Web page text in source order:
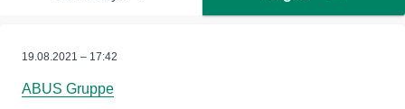
19.08.2021 – 17:42
ABUS Gruppe